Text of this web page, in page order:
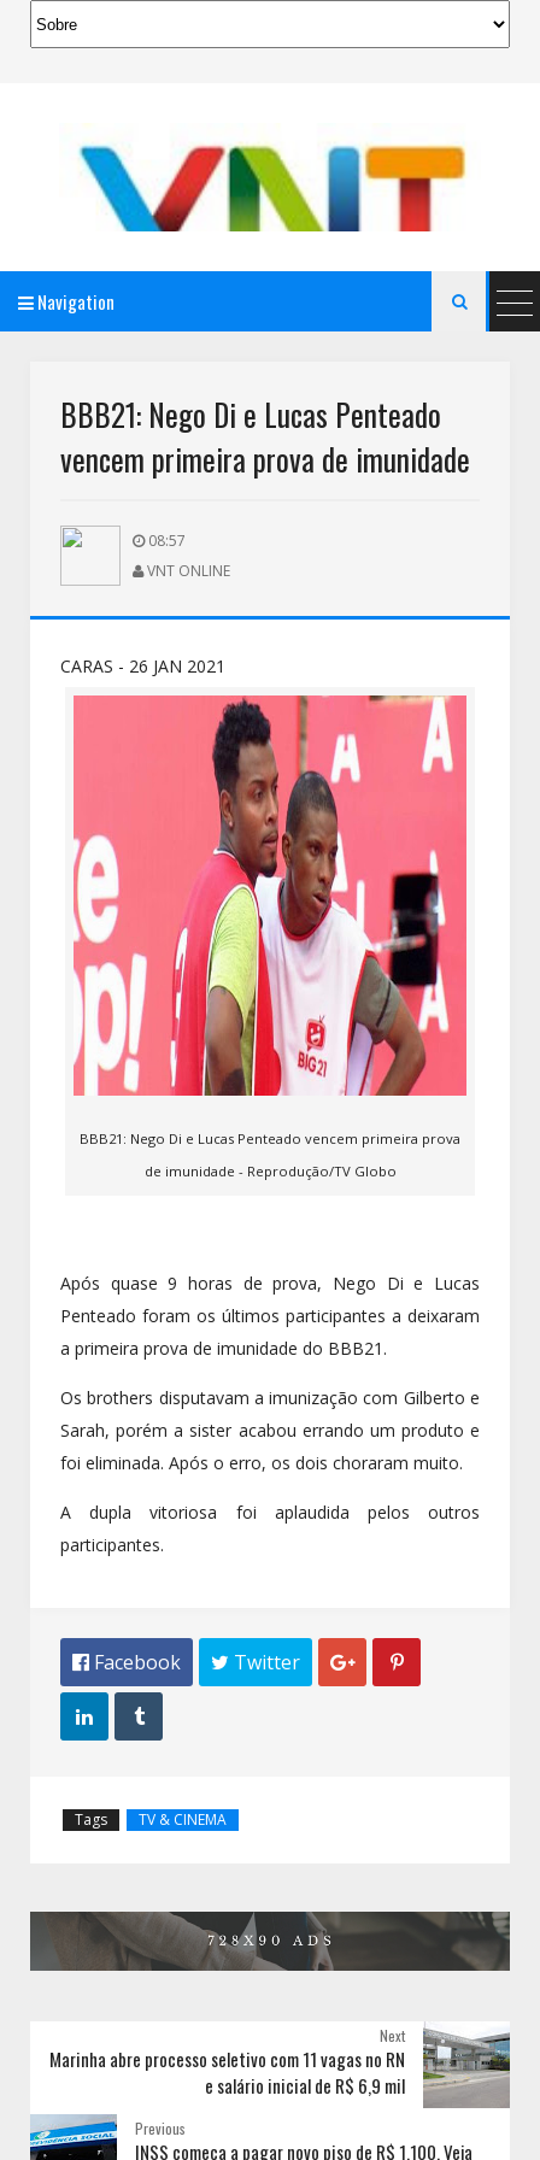
Navigation 
BBB21: Nego Di e Lucas Penteado
vencem primeira prova de imunidade
08:57
VNT ONLINE
CARAS - 26 JAN 2021
BBB21: Nego Di e Lucas Penteado vencem primeira prova
de imunidade - Reprodução/TV Globo
Após quase 9 horas de prova, Nego Di e Lucas
Penteado foram os últimos participantes a deixaram
a primeira prova de imunidade do BBB21.
Os brothers disputavam a imunização com Gilberto e
Sarah, porém a sister acabou errando um produto e
foi eliminada. Após o erro, os dois choraram muito.
A dupla vitoriosa foi aplaudida pelos outros
participantes.
 Facebook  Twitter  
 
Tags TV & CINEMA
Next
Marinha abre processo seletivo com 11 vagas no RN
e salário inicial de R$ 6,9 mil
Previous
INSS começa a pagar novo piso de R$ 1.100. Veja